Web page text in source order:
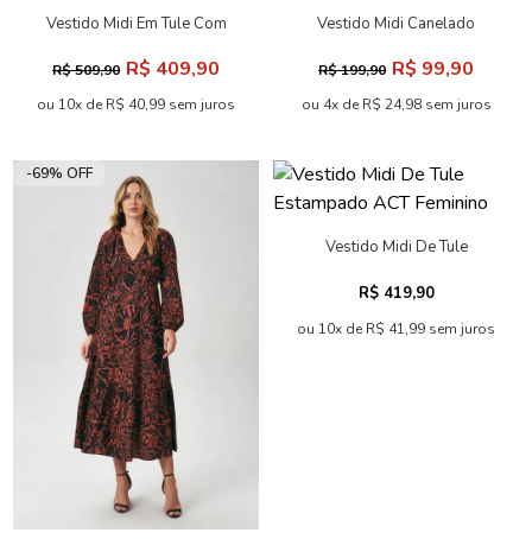
Vestido Midi Em Tule Com
R$ 509,90 R$ 409,90
ou 10x de R$ 40,99 sem juros
Vestido Midi Canelado
R$ 199,90 R$ 99,90
ou 4x de R$ 24,98 sem juros
-69% OFF
Vestido Midi De Tule
R$ 419,90
ou 10x de R$ 41,99 sem juros